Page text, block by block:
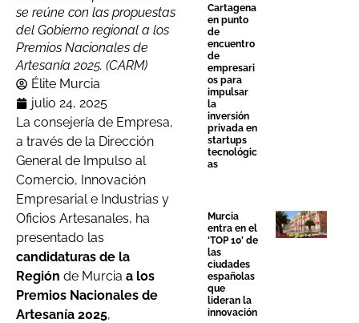
se reúne con las propuestas
del Gobierno regional a los
Premios Nacionales de
Artesanía 2025. (CARM)
Élite Murcia
julio 24, 2025
La consejería de Empresa,
a través de la Dirección
General de Impulso al
Comercio, Innovación
Empresarial e Industrias y
Oficios Artesanales, ha
presentado las
candidaturas de la
Región de Murcia a los
Premios Nacionales de
Artesanía 2025,
Cartagena
en punto
de
encuentro
de
empresari
os para
impulsar
la
inversión
privada en
startups
tecnológic
as
Murcia
entra en el
‘TOP 10’ de
las
ciudades
españolas
que
lideran la
innovación